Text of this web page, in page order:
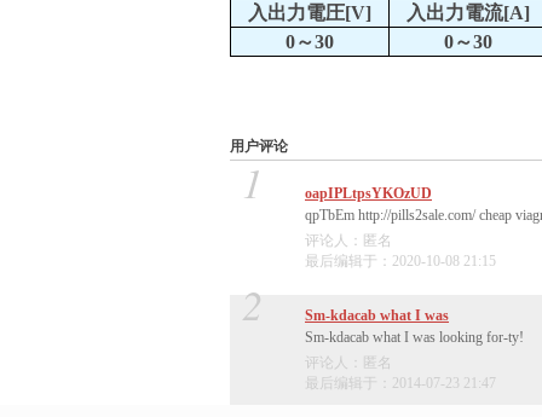
入出力電圧[V] 入出力電流[A]
0～30 0～30
用户评论
1
oapIPLtpsYKOzUD
qpTbEm http://pills2sale.com/ cheap
评论人：匿名
最后编辑于：2020-10-08 21:15
2
Sm-kdacab what I was
Sm-kdacab what I was looking for-ty!
评论人：匿名
最后编辑于：2014-07-23 21:47